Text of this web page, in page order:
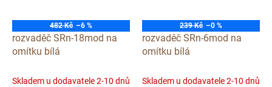
482 Kč –6 %
rozvaděč SRn-18mod na
omítku bílá
Skladem u dodavatele 2-10 dnů
239 Kč –0 %
rozvaděč SRn-6mod na
omítku bílá
Skladem u dodavatele 2-10 dnů